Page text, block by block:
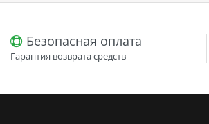
Безопасная оплата
Гарантия возврата средств